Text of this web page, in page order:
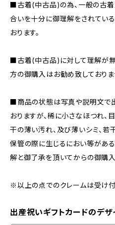
■古着(中古品)の為、一般の古
合いを十分に御理解をされてい
おります。
■古着(中古品)に対して理解が無
方の御購入はお勧め致しておりま
■商品の状態は写真や説明文で
おりますが、稀に小さなほつれ、
干の薄い汚れ、及び薄いシミ、若
保管の際に生じるにおい等があ
解と御了承を頂いてからの御購
※以上の点でのクレームは受け付
出産祝いギフトカードのデザ